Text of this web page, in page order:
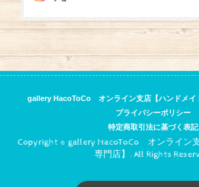
gallery HacoToCo オンライン支店【ハンドメイ
プライバシーポリシー
特定商取引法に基づく表記
Copyright © gallery HacoToCo オンライン
専門店】. All Rights